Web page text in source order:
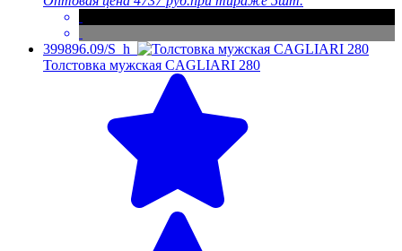
399896.09/S_h
Толстовка мужская CAGLIARI 280